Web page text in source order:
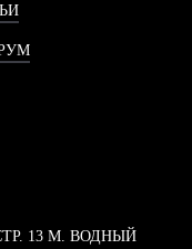
13 М. ВОДНЫЙ